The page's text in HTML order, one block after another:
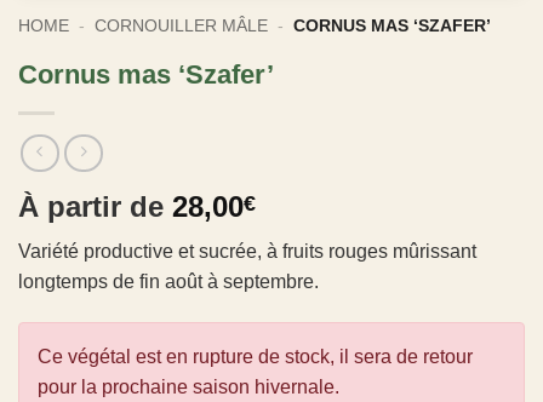
HOME - CORNOUILLER MÂLE - CORNUS MAS ‘SZAFER’
Cornus mas ‘Szafer’
À partir de 28,00€
Variété productive et sucrée, à fruits rouges mûrissant
longtemps de fin août à septembre.
Ce végétal est en rupture de stock, il sera de retour
pour la prochaine saison hivernale.